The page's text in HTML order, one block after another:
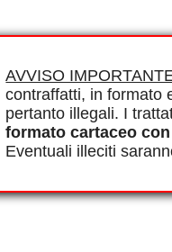
AVVISO
contraffatti, in formato
pertanto illegali. I
formato cartaceo
Eventuali illeciti